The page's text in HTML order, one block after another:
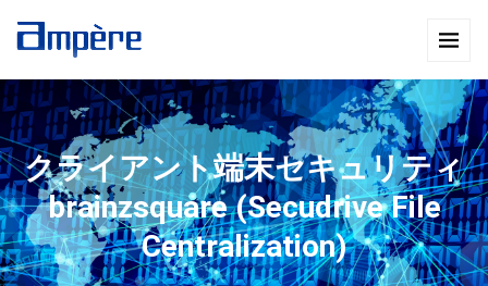
クライアント端末セキュリティ
brainzsquare (Secudrive File
Centralization)